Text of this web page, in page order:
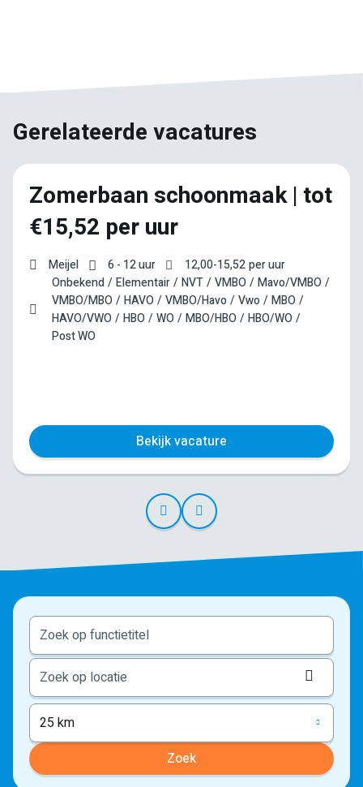
Gerelateerde vacatures
Zomerbaan schoonmaak | tot
€15,52 per uur
Meijel 6 - 12 uur 12,00-15,52per uur
Onbekend
Elementair NVT VMBO
Mavo/VMBO
VMBO/MBO
HAVO VMBO/Havo Vwo
MBO
HAVO/VWO
HBO WO MBO/HBO
HBO/WO
Post WO
Bekijk vacature
25 km
Zoek